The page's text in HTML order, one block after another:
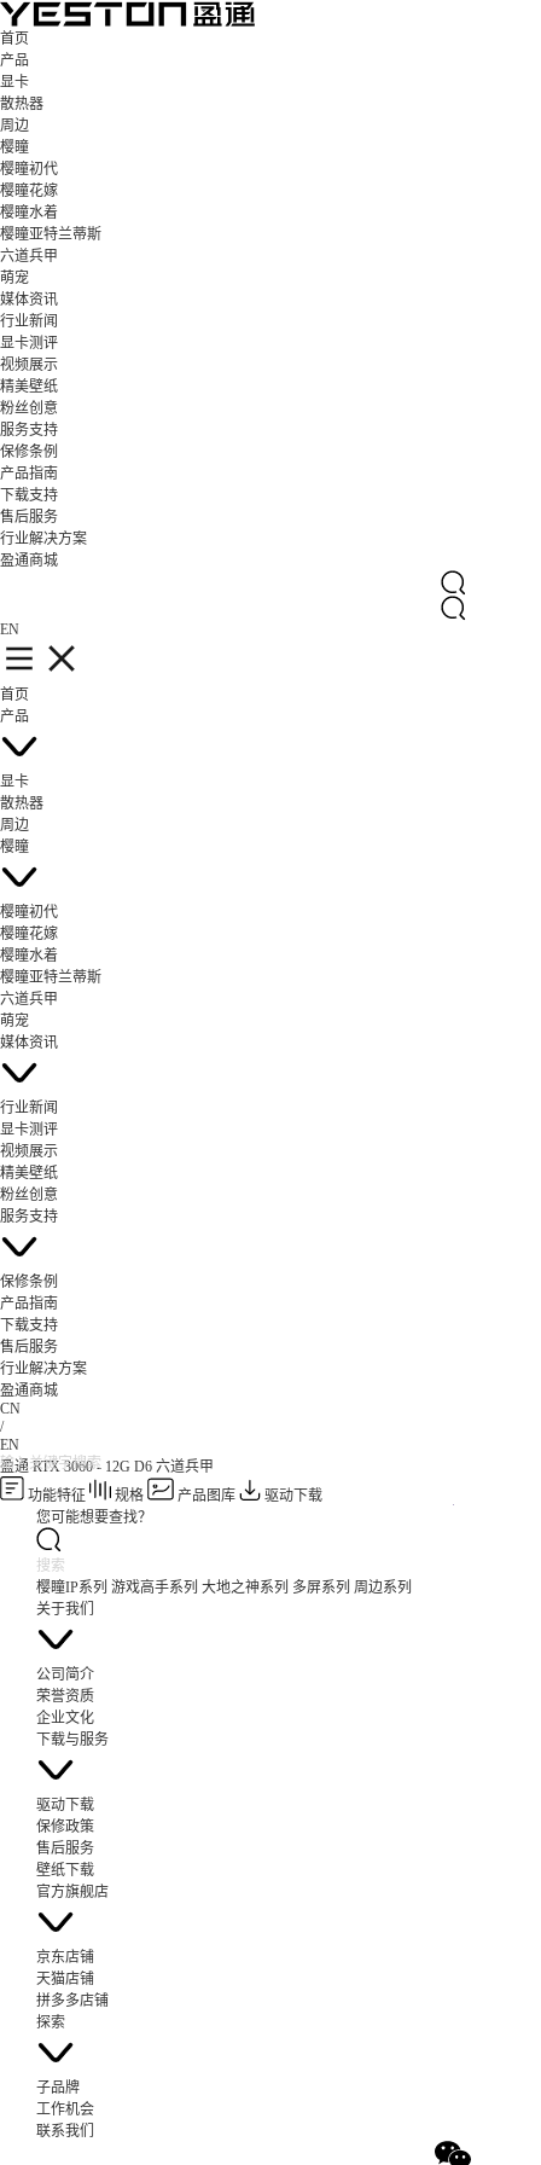
首页
产品
显卡
散热器
周边
樱瞳
樱瞳初代
樱瞳花嫁
樱瞳水着
樱瞳亚特兰蒂斯
六道兵甲
萌宠
媒体资讯
行业新闻
显卡测评
视频展示
精美壁纸
粉丝创意
服务支持
保修条例
产品指南
下载支持
售后服务
行业解决方案
盈通商城
EN
首页
产品
显卡
散热器
周边
樱瞳
樱瞳初代
樱瞳花嫁
樱瞳水着
樱瞳亚特兰蒂斯
六道兵甲
萌宠
媒体资讯
行业新闻
显卡测评
视频展示
精美壁纸
粉丝创意
服务支持
保修条例
产品指南
下载支持
售后服务
行业解决方案
盈通商城
CN
/
EN
盈通 RTX 3060 - 12G D6 六道兵甲
功能特征
规格 产品图库
驱动下载
您可能想要查找？
樱瞳IP系列 游戏高手系列 大地之神系列 多屏系列 周边系列
关于我们
公司简介
荣誉资质
企业文化
下载与服务
驱动下载
保修政策
售后服务
壁纸下载
官方旗舰店
京东店铺
天猫店铺
拼多多店铺
探索
子品牌
工作机会
联系我们